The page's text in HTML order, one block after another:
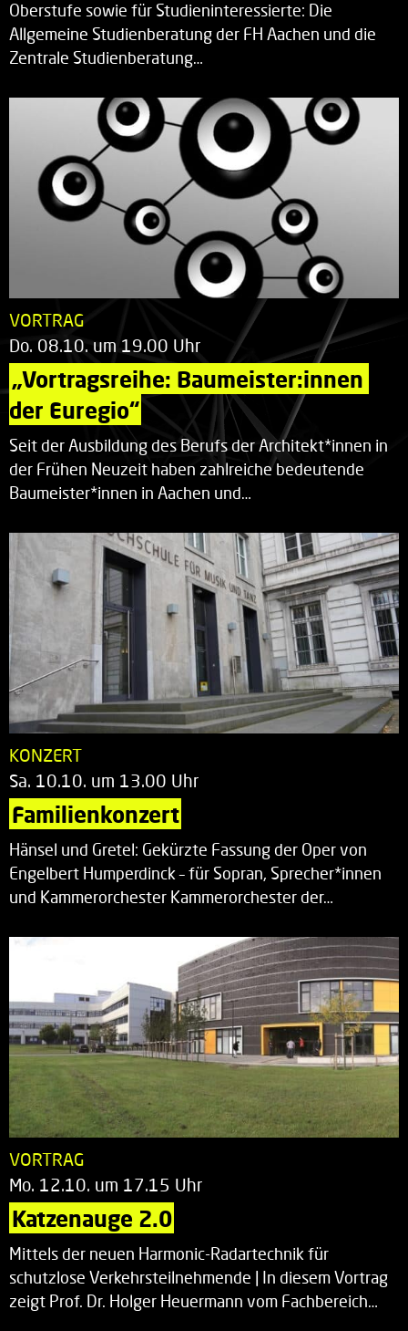
Oberstufe sowie für Studieninteressierte: Die
Allgemeine Studienberatung der FH Aachen und die
Zentrale Studienberatung…
VORTRAG
Do. 08.10. um 19.00 Uhr
„Vortragsreihe: Baumeister:innen
der Euregio“
Seit der Ausbildung des Berufs der Architekt*innen in
der Frühen Neuzeit haben zahlreiche bedeutende
Baumeister*innen in Aachen und…
KONZERT
Sa. 10.10. um 13.00 Uhr
Familienkonzert
Hänsel und Gretel: Gekürzte Fassung der Oper von
Engelbert Humperdinck – für Sopran, Sprecher*innen
und Kammerorchester Kammerorchester der…
VORTRAG
Mo. 12.10. um 17.15 Uhr
Katzenauge 2.0
Mittels der neuen Harmonic-Radartechnik für
schutzlose Verkehrsteilnehmende | In diesem Vortrag
zeigt Prof. Dr. Holger Heuermann vom Fachbereich…